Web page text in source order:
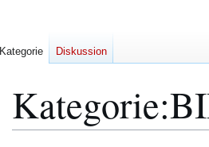
Kategorie:
Kategorie Diskussion